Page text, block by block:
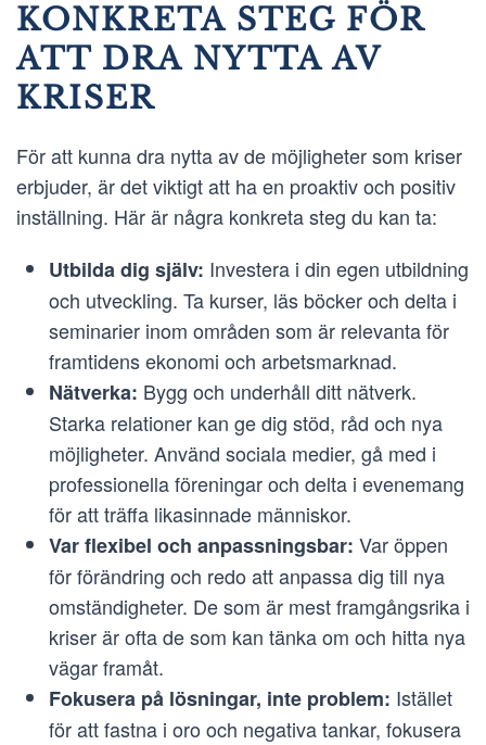
KONKRETA STEG FÖR
ATT DRA NYTTA AV
KRISER
För att kunna dra nytta av de möjligheter som kriser
erbjuder, är det viktigt att ha en proaktiv och positiv
inställning. Här är några konkreta steg du kan ta:
Utbilda dig själv: Investera i din egen utbildning
och utveckling. Ta kurser, läs böcker och delta i
seminarier inom områden som är relevanta för
framtidens ekonomi och arbetsmarknad.
Nätverka: Bygg och underhåll ditt nätverk.
Starka relationer kan ge dig stöd, råd och nya
möjligheter. Använd sociala medier, gå med i
professionella föreningar och delta i evenemang
för att träffa likasinnade människor.
Var flexibel och anpassningsbar: Var öppen
för förändring och redo att anpassa dig till nya
omständigheter. De som är mest framgångsrika i
kriser är ofta de som kan tänka om och hitta nya
vägar framåt.
Fokusera på lösningar, inte problem: Istället
för att fastna i oro och negativa tankar, fokusera